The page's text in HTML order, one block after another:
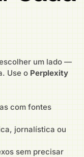
um lado —
Use o Perplexity
com fontes
jornalística ou
sem precisar